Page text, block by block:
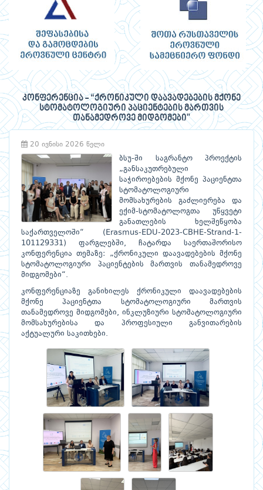
კონფერენცია - “ქრონიკული დაავადებების მქონე
სტომატოლოგიური პაციენტების მართვის
თანამედროვე მიდგომები"
20 ივნისი 2026 წელი
ბსუ-ში საგრანტო პროექტის
„განსაკუთრებული
საჭიროებების მქონე პაციენტთა
სტომატოლოგიური
მომსახურების გაძლიერება და
ექიმ-სტომატოლოგთა უწყვეტი
განათლების ხელშეწყობა
საქართველოში“ (Erasmus-EDU-2023-CBHE-Strand-1-
101129331) ფარგლებში, ჩატარდა საერთაშორისო
კონფერენცია თემაზე: „ქრონიკული დაავადებების მქონე
სტომატოლოგიური პაციენტების მართვის თანამედროვე
მიდგომები“.
კონფერენციაზე განიხილეს ქრონიკული დაავადებების
მქონე პაციენტთა სტომატოლოგიური მართვის
თანამედროვე მიდგომები, ინკლუზიური სტომატოლოგიური
მომსახურებისა და პროფესიული განვითარების
აქტუალური საკითხები.